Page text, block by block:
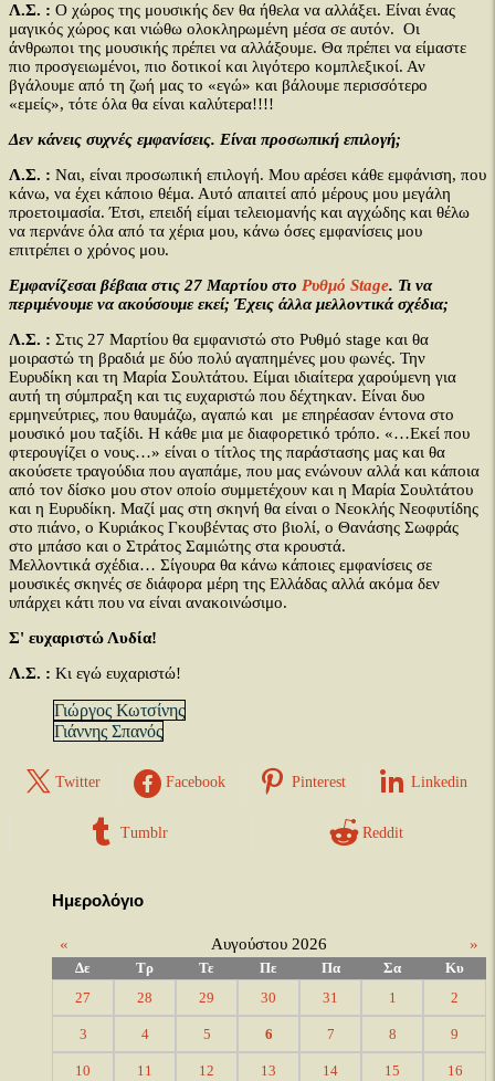
Λ.Σ. : Ο χώρος της μουσικής δεν θα ήθελα να αλλάξει. Είναι ένας
μαγικός χώρος και νιώθω ολοκληρωμένη μέσα σε αυτόν. Οι
άνθρωποι της μουσικής πρέπει να αλλάξουμε. Θα πρέπει να είμαστε
πιο προσγειωμένοι, πιο δοτικοί και λιγότερο κομπλεξικοί. Αν
βγάλουμε από τη ζωή μας το «εγώ» και βάλουμε περισσότερο
«εμείς», τότε όλα θα είναι καλύτερα!!!!
Δεν κάνεις συχνές εμφανίσεις. Είναι προσωπική επιλογή;
Λ.Σ. : Ναι, είναι προσωπική επιλογή. Μου αρέσει κάθε εμφάνιση, που
κάνω, να έχει κάποιο θέμα. Αυτό απαιτεί από μέρους μου μεγάλη
προετοιμασία. Έτσι, επειδή είμαι τελειομανής και αγχώδης και θέλω
να περνάνε όλα από τα χέρια μου, κάνω όσες εμφανίσεις μου
επιτρέπει ο χρόνος μου.
Εμφανίζεσαι βέβαια στις 27 Μαρτίου στο Ρυθμό Stage. Τι να
περιμένουμε να ακούσουμε εκεί; Έχεις άλλα μελλοντικά σχέδια;
Λ.Σ. : Στις 27 Μαρτίου θα εμφανιστώ στο Ρυθμό stage και θα
μοιραστώ τη βραδιά με δύο πολύ αγαπημένες μου φωνές. Την
Ευρυδίκη και τη Μαρία Σουλτάτου. Είμαι ιδιαίτερα χαρούμενη για
αυτή τη σύμπραξη και τις ευχαριστώ που δέχτηκαν. Είναι δυο
ερμηνεύτριες, που θαυμάζω, αγαπώ και με επηρέασαν έντονα στο
μουσικό μου ταξίδι. Η κάθε μια με διαφορετικό τρόπο. «…Εκεί που
φτερουγίζει ο νους…» είναι ο τίτλος της παράστασης μας και θα
ακούσετε τραγούδια που αγαπάμε, που μας ενώνουν αλλά και κάποια
από τον δίσκο μου στον οποίο συμμετέχουν και η Μαρία Σουλτάτου
και η Ευρυδίκη. Μαζί μας στη σκηνή θα είναι ο Νεοκλής Νεοφυτίδης
στο πιάνο, ο Κυριάκος Γκουβέντας στο βιολί, ο Θανάσης Σωφράς
στο μπάσο και ο Στράτος Σαμιώτης στα κρουστά.
Μελλοντικά σχέδια… Σίγουρα θα κάνω κάποιες εμφανίσεις σε
μουσικές σκηνές σε διάφορα μέρη της Ελλάδας αλλά ακόμα δεν
υπάρχει κάτι που να είναι ανακοινώσιμο.
Σ' ευχαριστώ Λυδία!
Λ.Σ. : Κι εγώ ευχαριστώ!
Γιώργος Κωτσίνης
Γιάννης Σπανός
Twitter Facebook Pinterest Linkedin
Tumblr Reddit
Ημερολόγιο
« Αυγούστου 2026 »
Δε Τρ Τε Πε Πα Σα
Κυ
27
28 29 30 31 1 2
3 4 5 6 7 8 9
10 11 12 13 14 15 16